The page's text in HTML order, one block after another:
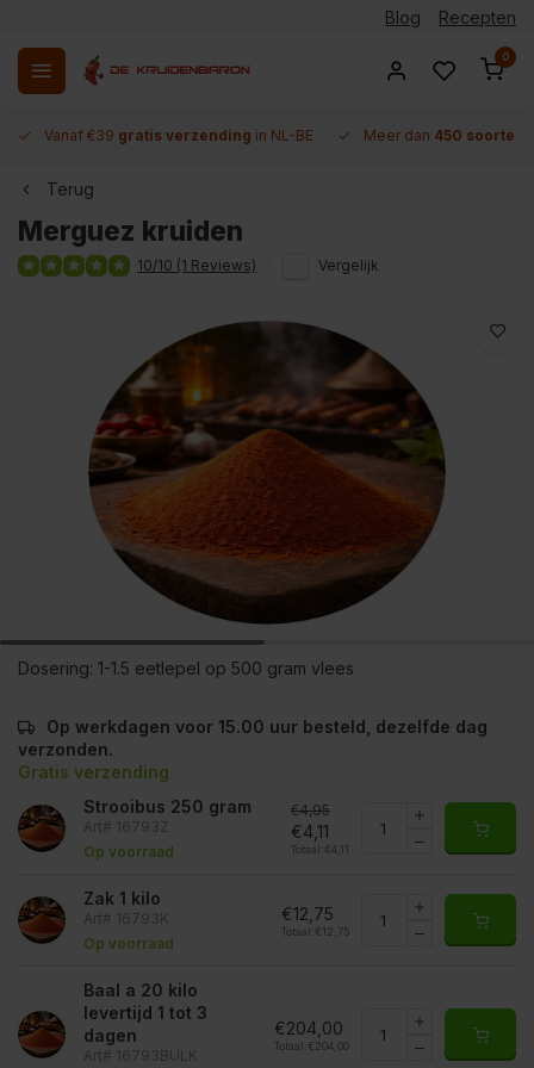
Blog Recepten
0
Vanaf €39 gratis verzending in NL-BE Meer dan 450 soorten
Terug
Merguez kruiden
10/10 (1 Reviews) Vergelijk
Dosering: 1-1.5 eetlepel op 500 gram vlees
Op werkdagen voor 15.00 uur besteld, dezelfde dag
verzonden.
Gratis verzending
Strooibus 250 gram
Art# 16793Z
Op voorraad
€4,95
€4,11
Totaal: €4,11
Zak 1 kilo
Art# 16793K
Op voorraad
€12,75
Totaal: €12,75
Baal a 20 kilo
levertijd 1 tot 3
dagen
Art# 16793BULK
€204,00
Totaal: €204,00